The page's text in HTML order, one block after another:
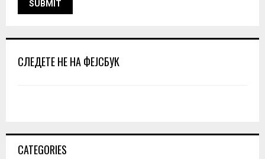
СЛЕДЕТЕ НЕ НА ФЕЈСБУК
CATEGORIES